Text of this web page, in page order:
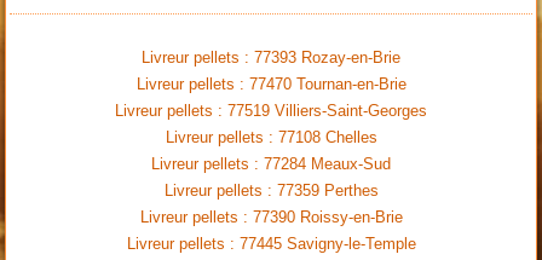
Livreur pellets : 77393 Rozay-en-Brie
Livreur pellets : 77470 Tournan-en-Brie
Livreur pellets : 77519 Villiers-Saint-Georges
Livreur pellets : 77108 Chelles
Livreur pellets : 77284 Meaux-Sud
Livreur pellets : 77359 Perthes
Livreur pellets : 77390 Roissy-en-Brie
Livreur pellets : 77445 Savigny-le-Temple